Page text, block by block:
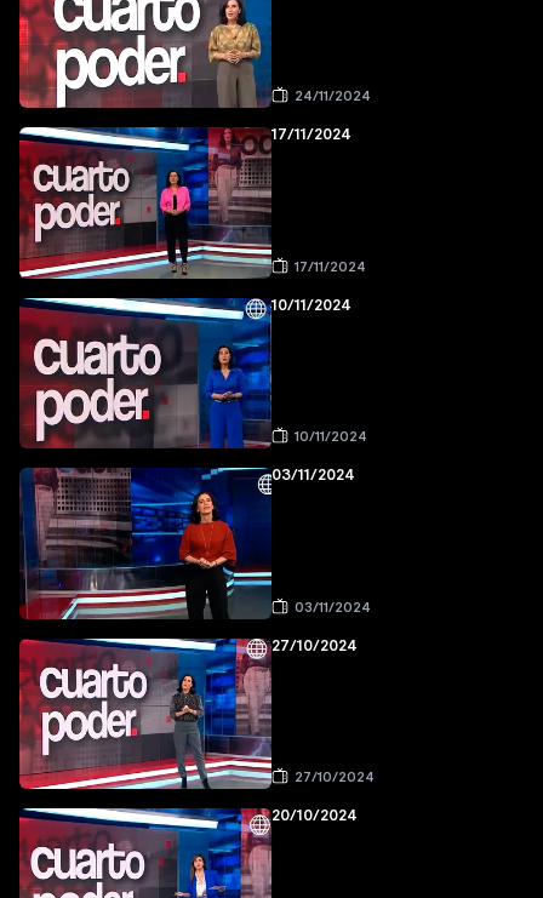
24/11/2024
17/11/2024
17/11/2024
10/11/2024
10/11/2024
03/11/2024
03/11/2024
27/10/2024
27/10/2024
20/10/2024